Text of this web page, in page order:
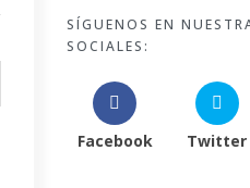
SÍGUENOS EN
SOCIALES:
Facebook Twitter